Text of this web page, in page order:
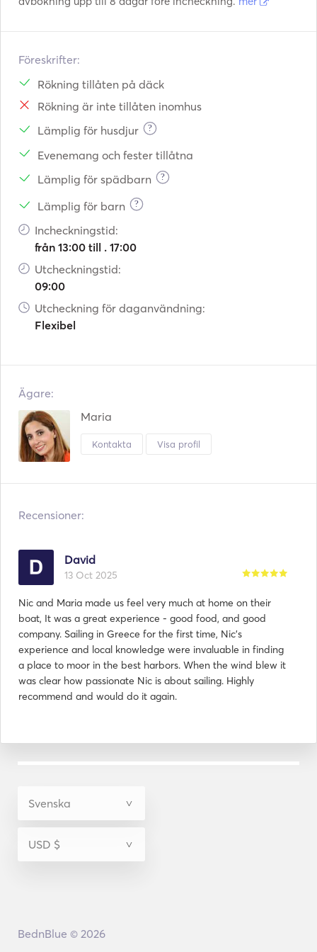
Föreskrifter:
Rökning tillåten på däck
Rökning är inte tillåten inomhus
Lämplig för husdjur
?
Evenemang och fester tillåtna
Lämplig för spädbarn
?
Lämplig för barn ?
Incheckningstid:
från 13:00 till . 17:00
Utcheckningstid:
09:00
Utcheckning för daganvändning:
Flexibel
Ägare:
Maria
Kontakta Visa profil
Recensioner:
David
13 Oct 2025
Nic and Maria made us feel very much at home on their
boat, It was a great experience - good food, and good
company. Sailing in Greece for the first time, Nic's
experience and local knowledge were invaluable in finding
a place to moor in the best harbors. When the wind blew it
was clear how passionate Nic is about sailing. Highly
recommend and would do it again.
BednBlue © 2026